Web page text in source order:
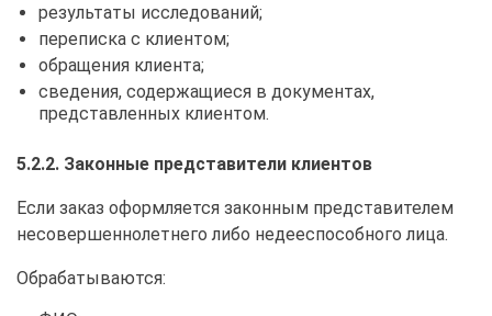
результаты исследований;
переписка с клиентом;
обращения клиента;
сведения, содержащиеся в документах,
представленных клиентом.
5.2.2. Законные представители клиентов
Если заказ оформляется законным представителем
несовершеннолетнего либо недееспособного лица.
Обрабатываются: